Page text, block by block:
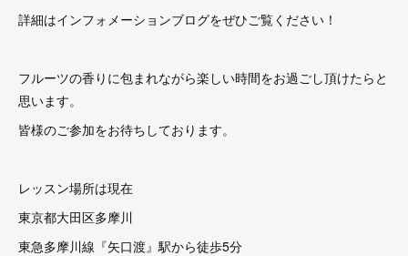
詳細はインフォメーションブログをぜひご覧ください！
フルーツの香りに包まれながら楽しい時間をお過ごし頂けたらと
思います。
皆様のご参加をお待ちしております。
レッスン場所は現在
東京都大田区多摩川
東急多摩川線『矢口渡』駅から徒歩5分